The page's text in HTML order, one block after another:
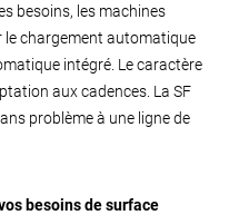
besoins, les machines
le chargement automatique
intégré. Le caractère
aux cadences. La SF
problème à une ligne de
besoins de surface